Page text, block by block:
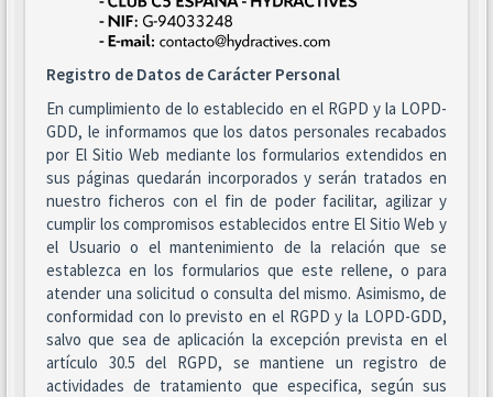
Registro de Datos de Carácter Personal
En cumplimiento de lo establecido en el RGPD y la LOPD-
GDD, le informamos que los datos personales recabados
por El Sitio Web mediante los formularios extendidos en
sus páginas quedarán incorporados y serán tratados en
nuestro ficheros con el fin de poder facilitar, agilizar y
cumplir los compromisos establecidos entre El Sitio Web y
el Usuario o el mantenimiento de la relación que se
establezca en los formularios que este rellene, o para
atender una solicitud o consulta del mismo. Asimismo, de
conformidad con lo previsto en el RGPD y la LOPD-GDD,
salvo que sea de aplicación la excepción prevista en el
artículo 30.5 del RGPD, se mantiene un registro de
actividades de tratamiento que especifica, según sus